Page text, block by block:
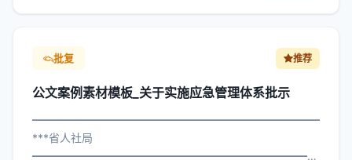
批复 推荐
公文案例素材模板_关于实施应急管理体系批示
***省人社局